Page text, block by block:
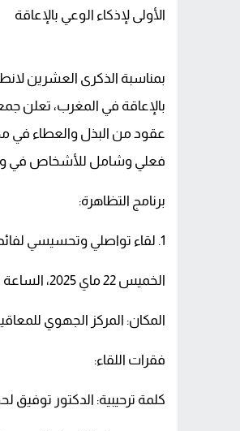
توقيف شخص
الأولى لإذكاء الوعي بالإعاقة
بمناسبة الذكرى العشرين
بالإعاقة في المغرب، تعلن
عقود من البذل والعطاء في
فعلي وشامل للأشخاص في
برنامج التظاهرة:
1. لقاء تواصلي وتحسيسي لفائدة منخرطي الجمعية
الخميس 22 ماي 2025، الساعة الخامسة مساء
المكان: المركز الجهوي
فقرات اللقاء:
كلمة ترحيبية: الدكتور توفيق